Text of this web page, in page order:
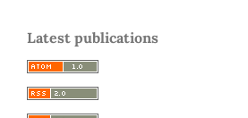
Latest publications